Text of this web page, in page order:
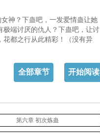
神？下蛊吧，一发爱情蛊让她
极端讨厌的仇人？下蛊吧，让讨
都之行从此精彩！（没有异
开始阅读
全部章节
第六章 初次炼蛊